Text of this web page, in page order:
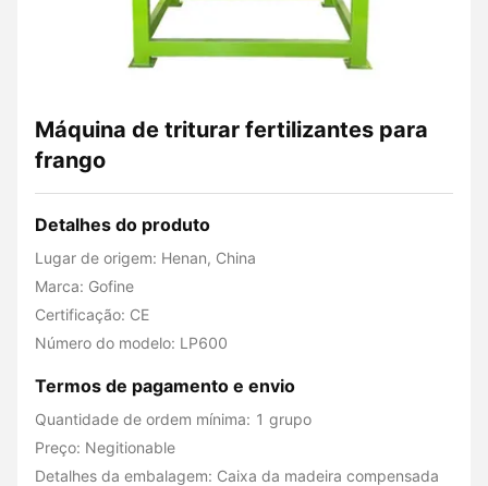
Máquina de triturar fertilizantes para
frango
Detalhes do produto
Lugar de origem: Henan, China
Marca: Gofine
Certificação: CE
Número do modelo: LP600
Termos de pagamento e envio
Quantidade de ordem mínima: 1 grupo
Preço: Negitionable
Detalhes da embalagem: Caixa da madeira compensada